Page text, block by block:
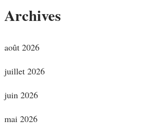
Archives
août 2026
juillet 2026
juin 2026
mai 2026